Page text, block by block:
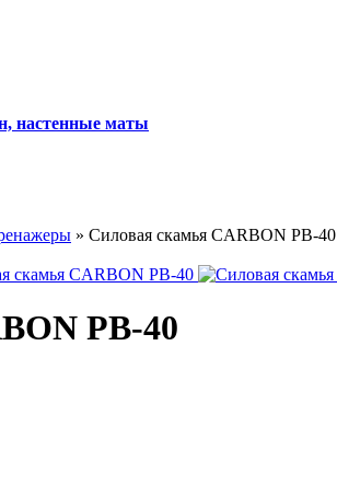
настенные маты
» Силовая скамья CARBON PB-40
PB-40